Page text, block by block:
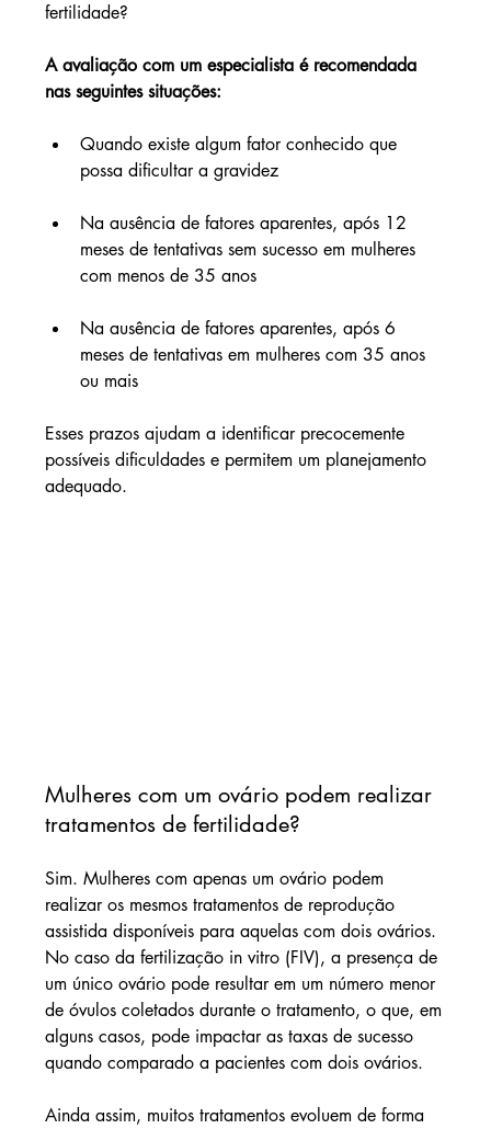
fertilidade?
A avaliação com um especialista é recomendada
nas seguintes situações:
Quando existe algum fator conhecido que
possa dificultar a gravidez
Na ausência de fatores aparentes, após 12
meses de tentativas sem sucesso em mulheres
com menos de 35 anos
Na ausência de fatores aparentes, após 6
meses de tentativas em mulheres com 35 anos
ou mais
Esses prazos ajudam a identificar precocemente
possíveis dificuldades e permitem um planejamento
adequado.
Mulheres com um ovário podem realizar
tratamentos de fertilidade?
Sim. Mulheres com apenas um ovário podem
realizar os mesmos tratamentos de reprodução
assistida disponíveis para aquelas com dois ovários.
No caso da fertilização in vitro (FIV), a presença de
um único ovário pode resultar em um número menor
de óvulos coletados durante o tratamento, o que, em
alguns casos, pode impactar as taxas de sucesso
quando comparado a pacientes com dois ovários.
Ainda assim, muitos tratamentos evoluem de forma